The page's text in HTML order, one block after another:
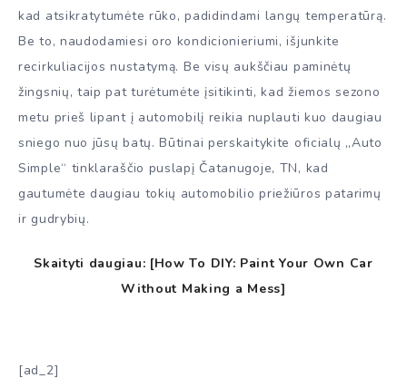
kad atsikratytumėte rūko, padidindami langų temperatūrą.
Be to, naudodamiesi oro kondicionieriumi, išjunkite
recirkuliacijos nustatymą. Be visų aukščiau paminėtų
žingsnių, taip pat turėtumėte įsitikinti, kad žiemos sezono
metu prieš lipant į automobilį reikia nuplauti kuo daugiau
sniego nuo jūsų batų. Būtinai perskaitykite oficialų „Auto
Simple“ tinklaraščio puslapį Čatanugoje, TN, kad
gautumėte daugiau tokių automobilio priežiūros patarimų
ir gudrybių.
Skaityti daugiau: [How To DIY: Paint Your Own Car
Without Making a Mess]
[ad_2]